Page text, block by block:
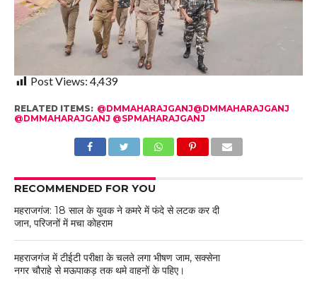
Post Views: 4,439
RELATED ITEMS: @DMMAHARAJGANJ@DMMAHARAJGANJ
@DMMAHARAJGANJ @SPMAHARAJGANJ
RECOMMENDED FOR YOU
महराजगंज: 18 साल के युवक ने कमरे में फंदे से लटक कर दी
जान, परिजनों में मचा कोहराम
महराजगंज में टीईटी परीक्षा के चलते लगा भीषण जाम, सक्सेना
नगर चौराहे से मऊपाकड़ तक थमे वाहनों के पहिए।